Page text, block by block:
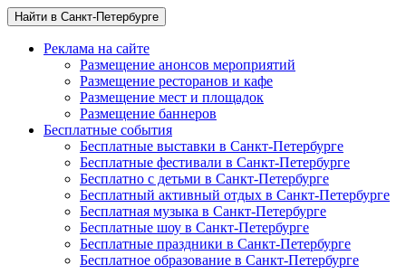
Найти в Санкт-Петербурге
Реклама на сайте
Размещение анонсов мероприятий
Размещение ресторанов и кафе
Размещение мест и площадок
Размещение баннеров
Бесплатные события
Бесплатные выставки в Санкт-Петербурге
Бесплатные фестивали в Санкт-Петербурге
Бесплатно с детьми в Санкт-Петербурге
Бесплатный активный отдых в Санкт-Петербурге
Бесплатная музыка в Санкт-Петербурге
Бесплатные шоу в Санкт-Петербурге
Бесплатные праздники в Санкт-Петербурге
Бесплатное образование в Санкт-Петербурге